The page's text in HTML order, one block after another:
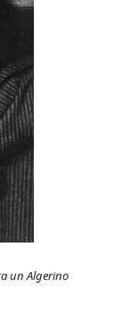
un Algerino